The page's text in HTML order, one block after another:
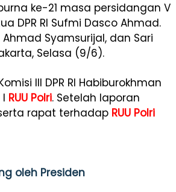
ke-21 masa persidangan V
DPR RI Sufmi Dasco Ahmad.
Syamsurijal, dan Sari
Selasa (9/6).
III DPR RI Habiburokhman
RUU Polri. Setelah laporan
rapat terhadap RUU Polri
oleh Presiden